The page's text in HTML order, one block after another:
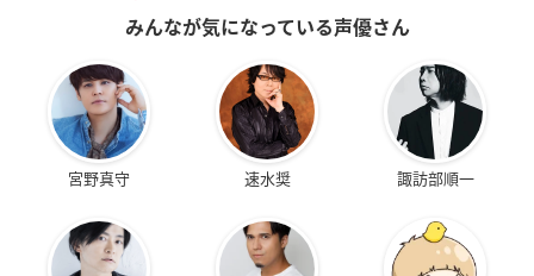
みんなが気になっている声優さん
宮野真守 速水奨 諏訪部順一